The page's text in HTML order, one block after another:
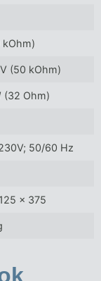
kOhm)
(50 kOhm)
(32 Ohm)
50/60 Hz
x 375